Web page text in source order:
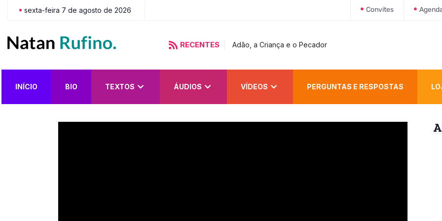
sexta-feira 7 de agosto de 2026 Convites
RECENTES Adão, a Criança e o Pecador
INÍCIO BIO TEXTOS ÁUDIOS VÍDEOS PERGUNTAS E RESPOSTAS